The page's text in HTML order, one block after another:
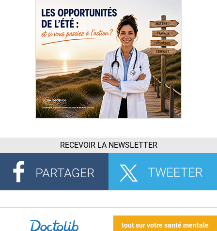
RECEVOIR LA NEWSLETTER
tout sur votre santé mentale